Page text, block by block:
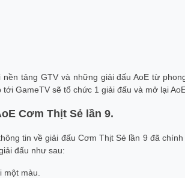
tảng GTV và những giải đấu AoE từ
GameTV sẽ tổ chức 1 giải đấu và mở lại
Cơm Thịt Sẻ lần 9.
tin về giải đấu Cơm Thịt Sẻ lần 9 đã
đấu như sau:
màu.